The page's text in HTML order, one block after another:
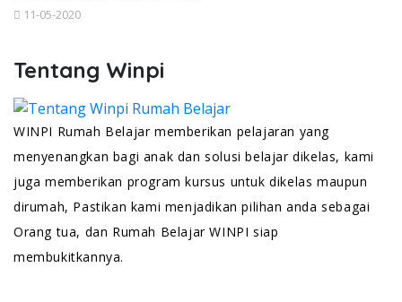
11-05-2020
Tentang Winpi
WINPI Rumah Belajar memberikan pelajaran yang
menyenangkan bagi anak dan solusi belajar dikelas, kami
juga memberikan program kursus untuk dikelas maupun
dirumah, Pastikan kami menjadikan pilihan anda sebagai
Orang tua, dan Rumah Belajar WINPI siap
membukitkannya.